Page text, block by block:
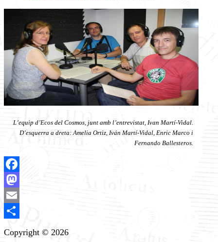
L’equip d’Ecos del Cosmos, junt amb l’entrevistat, Ivan Martí-Vidal.
D’esquerra a dreta: Amelia Ortiz, Iván Martí-Vidal, Enric Marco i
Fernando Ballesteros.
Facebook
Mastodon
Email
Copyright © 2026